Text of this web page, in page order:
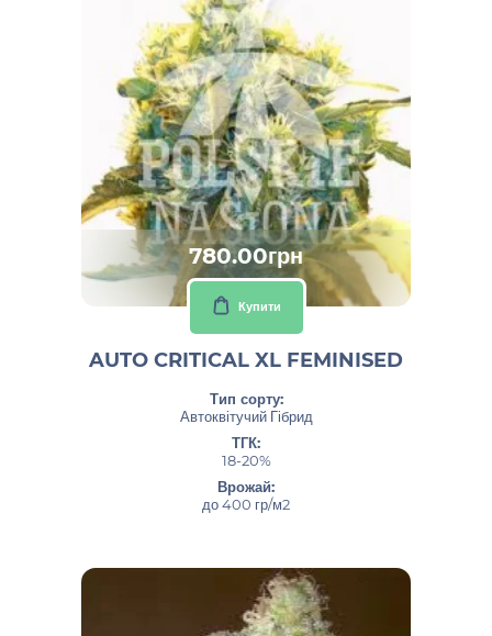
780.00грн
Купити
AUTO CRITICAL XL FEMINISED
Тип сорту:
Автоквітучий Гібрид
ТГК:
18-20%
Врожай:
до 400 гр/м2